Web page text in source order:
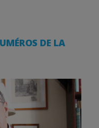
DE LA